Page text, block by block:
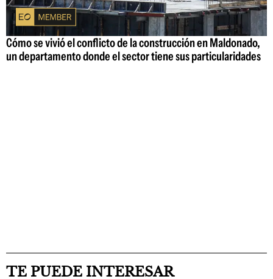
Cómo se vivió el conflicto de la construcción en Maldonado,
un departamento donde el sector tiene sus particularidades
TE PUEDE INTERESAR